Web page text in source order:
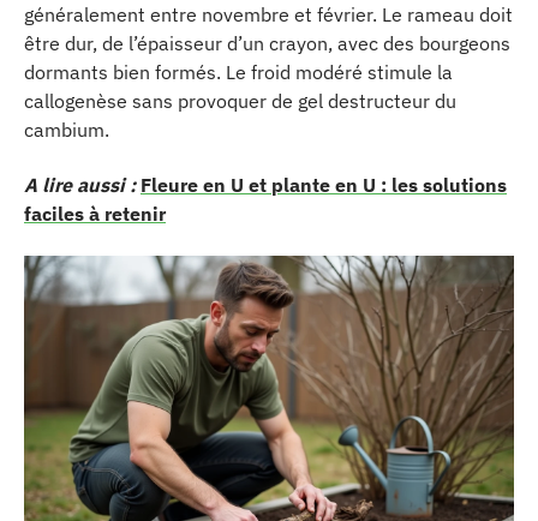
généralement entre novembre et février. Le rameau doit
être dur, de l’épaisseur d’un crayon, avec des bourgeons
dormants bien formés. Le froid modéré stimule la
callogenèse sans provoquer de gel destructeur du
cambium.
A lire aussi : Fleure en U et plante en U : les solutions
faciles à retenir